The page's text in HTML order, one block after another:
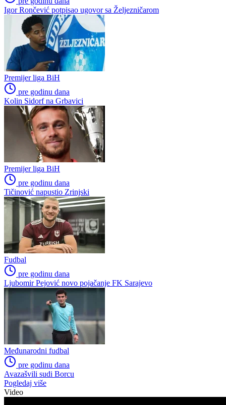
Željezničar na Grbavici
savladao BSK
Potpisao talentirani Faris
Niži rang
Prva liga Republike Srpske
Prva liga FBiH
Poslednje vesti
Premijer liga BiH
pre godinu dana
Igor Rončević potpisao ugovor sa Željezničarom
Premijer liga BiH
pre godinu dana
Kolin Sidorf na Grbavici
Premijer liga BiH
pre godinu dana
Tičinović napustio Zrinjski